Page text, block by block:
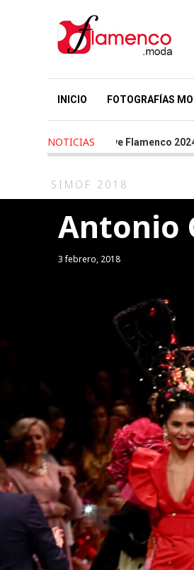
INICIO FOTOGRAFÍAS
NOTICIAS
We Love Flamenco 2024 - Timing
SIMOF 2018
Antonio
3 febrero, 2018